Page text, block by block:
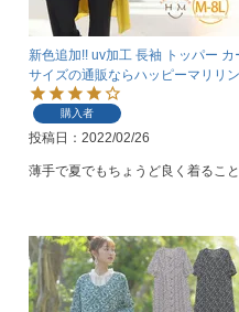
新色追加!! uv加工 長袖 トッパー
サイズの通販ならハッピーマリリン
購入者
投稿日 2022/02/26
薄手で夏でもちょうど良く着るこ